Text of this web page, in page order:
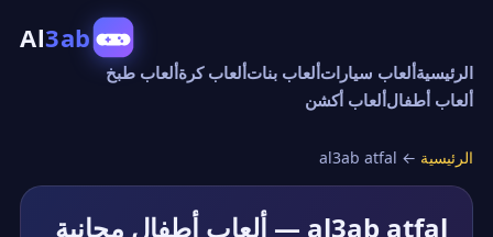
Al3ab
الرئيسيةألعاب سياراتألعاب بناتألعاب كرةألعاب طبخ
ألعاب أطفالألعاب أكشن
الرئيسية ←
al3ab atfal
al3ab atfal — ألعاب أطفال مجانية